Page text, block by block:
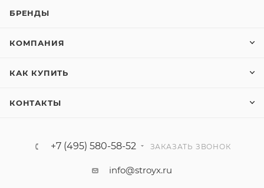
БРЕНДЫ
КОМПАНИЯ
КАК КУПИТЬ
КОНТАКТЫ
+7 (495) 580-58-52 ЗАКАЗАТЬ ЗВОНОК
info@stroyx.ru